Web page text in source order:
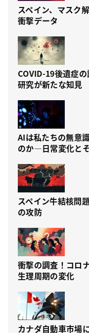
スペイン、マスク
衝撃データ
COVID-19後遺症
研究が新たな知見
AIは私たちの無意
のか—日常変化と
スペイン牛結核問
の攻防
衝撃の調査！コロ
生理周期の変化
カナダ自動車市場